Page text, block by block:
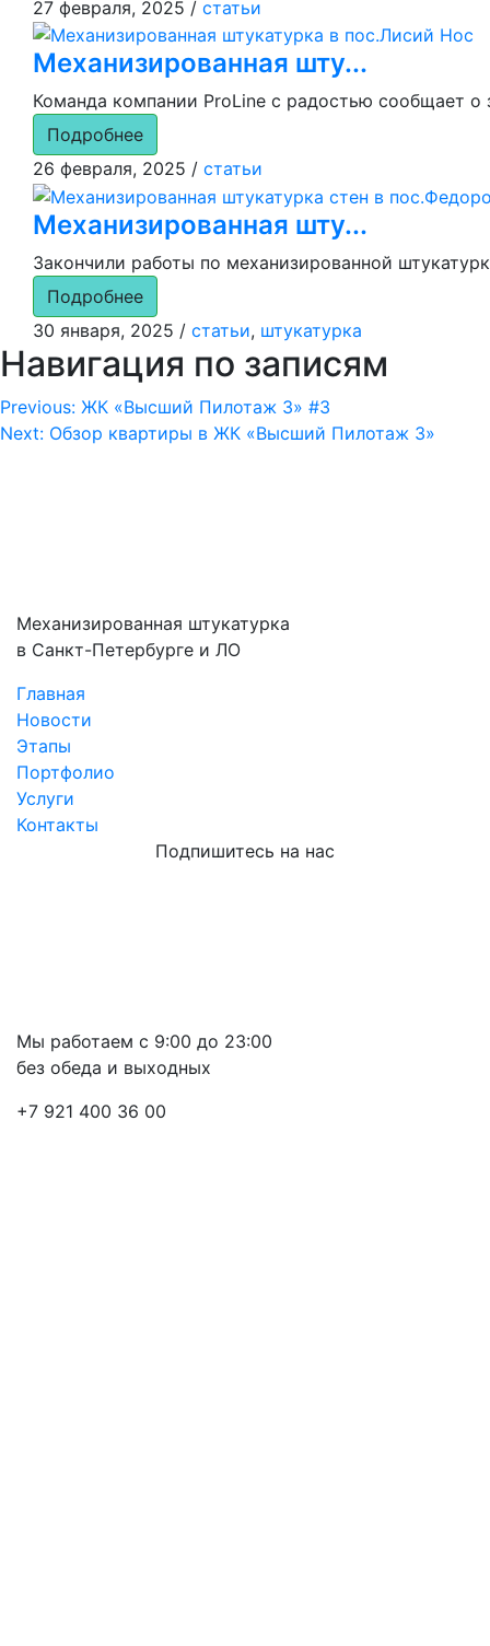
27 февраля, 2025 / статьи
Механизированная шту...
Команда компании ProLine с радостью сообщает о
Подробнее
26 февраля, 2025 / статьи
Механизированная шту...
Закончили работы по механизированной
Подробнее
30 января, 2025 / статьи, штукатурка
Навигация по записям
Previous: ЖК «Высший Пилотаж 3» #3
Next: Обзор квартиры в ЖК «Высший Пилотаж 3»
Механизированная штукатурка
в Санкт-Петербурге и ЛО
Главная
Новости
Этапы
Портфолио
Услуги
Контакты
Подпишитесь на нас
Мы работаем с 9:00 до 23:00
без обеда и выходных
+7 921 400 36 00